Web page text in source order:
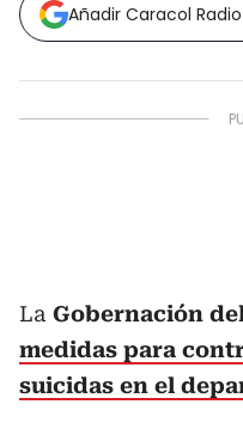
Añadir Caracol
La Gobernación
medidas para
suicidas en el